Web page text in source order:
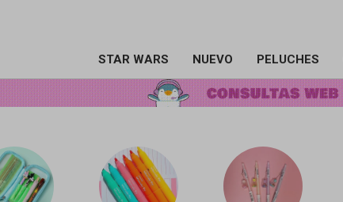
STAR WARS NUEVO PELUCHES